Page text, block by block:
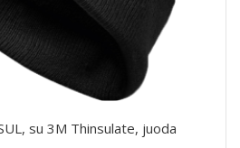
su 3M Thinsulate, juoda